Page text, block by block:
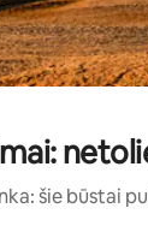
šie būstai